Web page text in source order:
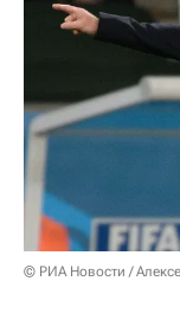
© РИА Новости /